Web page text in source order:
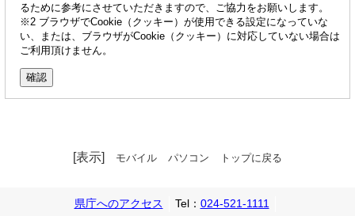
るために参考にさせていただきますので、ご協力をお願いします。
※2 ブラウザでCookie（クッキー）が使用できる設定になっていな
い、または、ブラウザがCookie（クッキー）に対応していない場合は
ご利用頂けません。
[表示] モバイル パソコン トップに戻る
県庁へのアクセス Tel： 024-521-1111